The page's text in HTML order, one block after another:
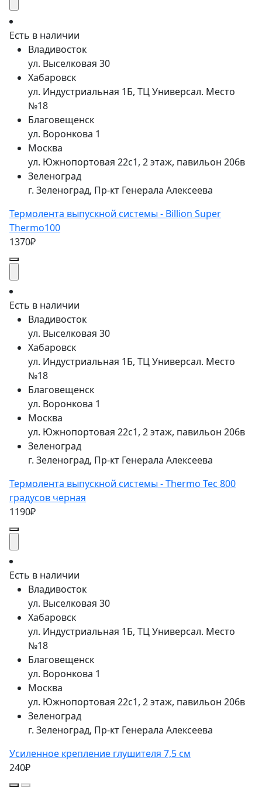
Есть в наличии
Владивосток
ул. Выселковая 30
Хабаровск
ул. Индустриальная 1Б, ТЦ Универсал. Место
№18
Благовещенск
ул. Воронкова 1
Москва
ул. Южнопортовая 22с1, 2 этаж, павильон 206в
Зеленоград
г. Зеленоград, Пр-кт Генерала Алексеева
Термолента выпускной системы - Billion Super
Thermo100
1370₽
Есть в наличии
Владивосток
ул. Выселковая 30
Хабаровск
ул. Индустриальная 1Б, ТЦ Универсал. Место
№18
Благовещенск
ул. Воронкова 1
Москва
ул. Южнопортовая 22с1, 2 этаж, павильон 206в
Зеленоград
г. Зеленоград, Пр-кт Генерала Алексеева
Термолента выпускной системы - Thermo Tec 800
градусов черная
1190₽
Есть в наличии
Владивосток
ул. Выселковая 30
Хабаровск
ул. Индустриальная 1Б, ТЦ Универсал. Место
№18
Благовещенск
ул. Воронкова 1
Москва
ул. Южнопортовая 22с1, 2 этаж, павильон 206в
Зеленоград
г. Зеленоград, Пр-кт Генерала Алексеева
Усиленное крепление глушителя 7,5 см
240₽